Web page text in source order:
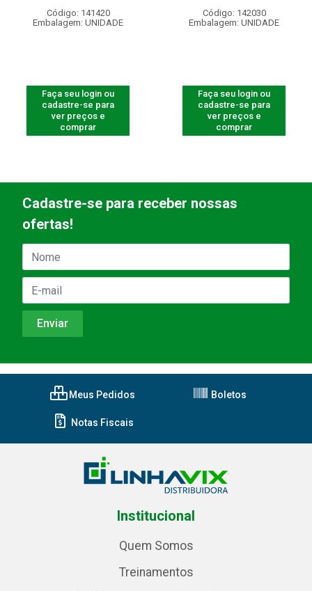
Código: 141420
Embalagem: UNIDADE
Faça seu login ou
cadastre-se para
ver preços e
comprar
Código: 142030
Embalagem: UNIDADE
Faça seu login ou
cadastre-se para
ver preços e
comprar
Cadastre-se para receber nossas
ofertas!
Meus Pedidos Boletos
Notas Fiscais
Institucional
Quem Somos
Treinamentos